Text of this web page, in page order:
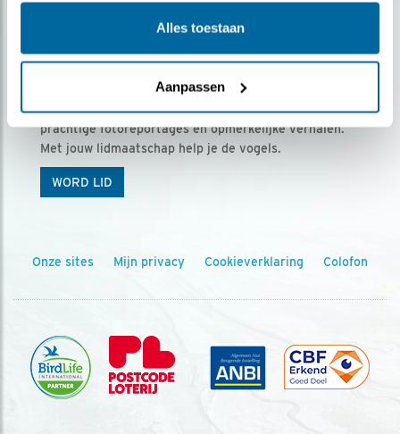
Alles toestaan
Aanpassen
Ontvang 5 x Vogels voor € 36,00 per jaar
Vogels is het tijdschrift voor onze leden, met
prachtige fotoreportages en opmerkelijke verhalen.
Met jouw lidmaatschap help je de vogels.
WORD LID
Onze sites Mijn privacy Cookieverklaring Colofon